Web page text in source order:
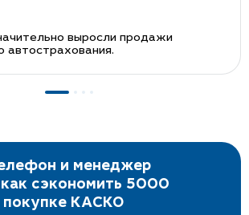
выросли продажи
автострахования.
и менеджер
сэкономить 5000
покупке КАСКО